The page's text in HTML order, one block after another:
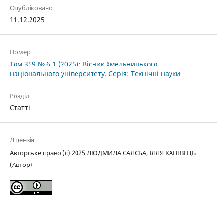
Опубліковано
11.12.2025
Номер
Том 359 № 6.1 (2025): Вісник Хмельницького
національного університету. Серія: Технічні науки
Розділ
Статті
Ліцензія
Авторське право (c) 2025 ЛЮДМИЛА САЛЄБА, ІЛЛЯ КАНІВЕЦЬ
(Автор)